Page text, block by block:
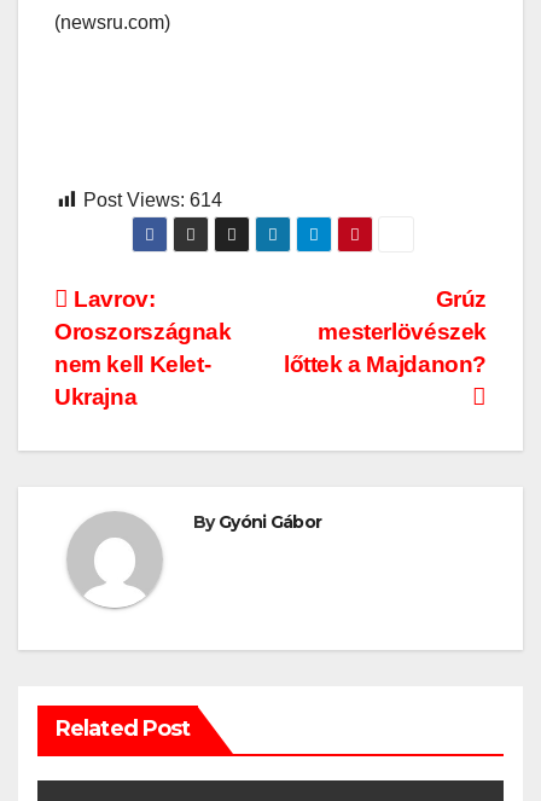
(newsru.com)
Post Views: 614
Bejegyzés
navigáció
Grúz
mesterlövészek
lőttek a Majdanon?
Lavrov:
Oroszországnak
nem kell Kelet-
Ukrajna
ByGyóni Gábor
Related Post